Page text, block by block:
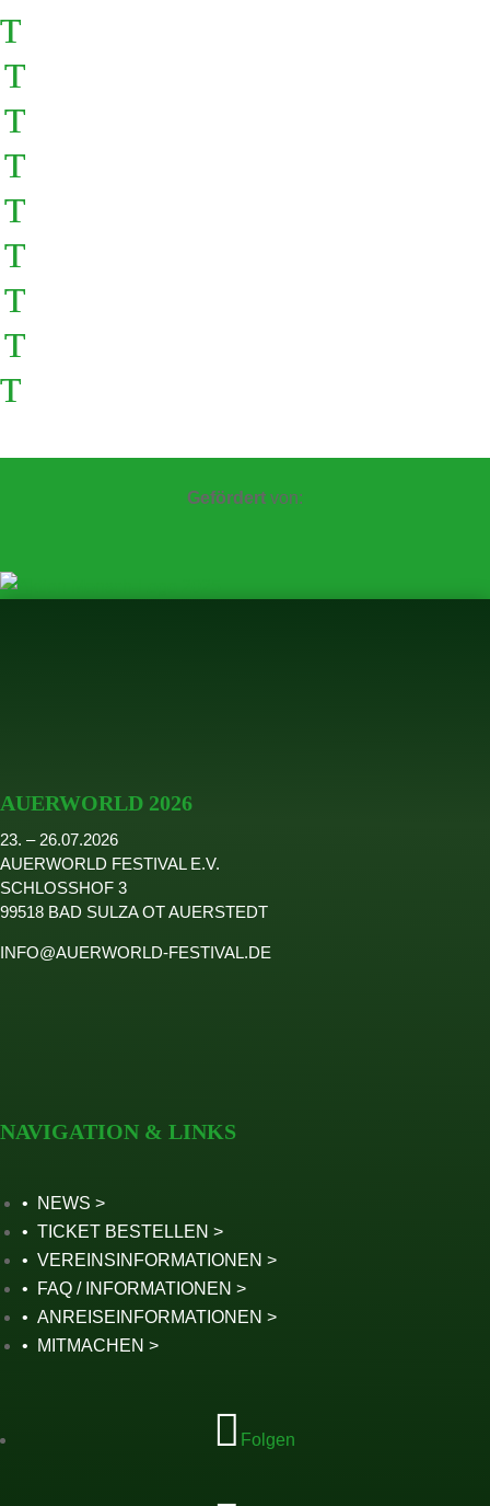
Gefördert von:
AUERWORLD 2026
23. – 26.07.2026
AUERWORLD FESTIVAL E.V.
SCHLOSSHOF 3
99518 BAD SULZA OT AUERSTEDT
INFO@AUERWORLD-FESTIVAL.DE
NAVIGATION & LINKS
NEWS
TICKET BESTELLEN
VEREINSINFORMATIONEN
FAQ / INFORMATIONEN
ANREISEINFORMATIONEN
MITMACHEN
Folgen